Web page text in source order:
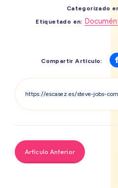
Categorizado
Etiquetado en:
Compartir Artículo:
Artículo Anterior